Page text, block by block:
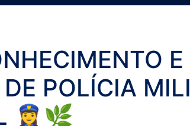
POLÍCIA
👮‍♀️🌿